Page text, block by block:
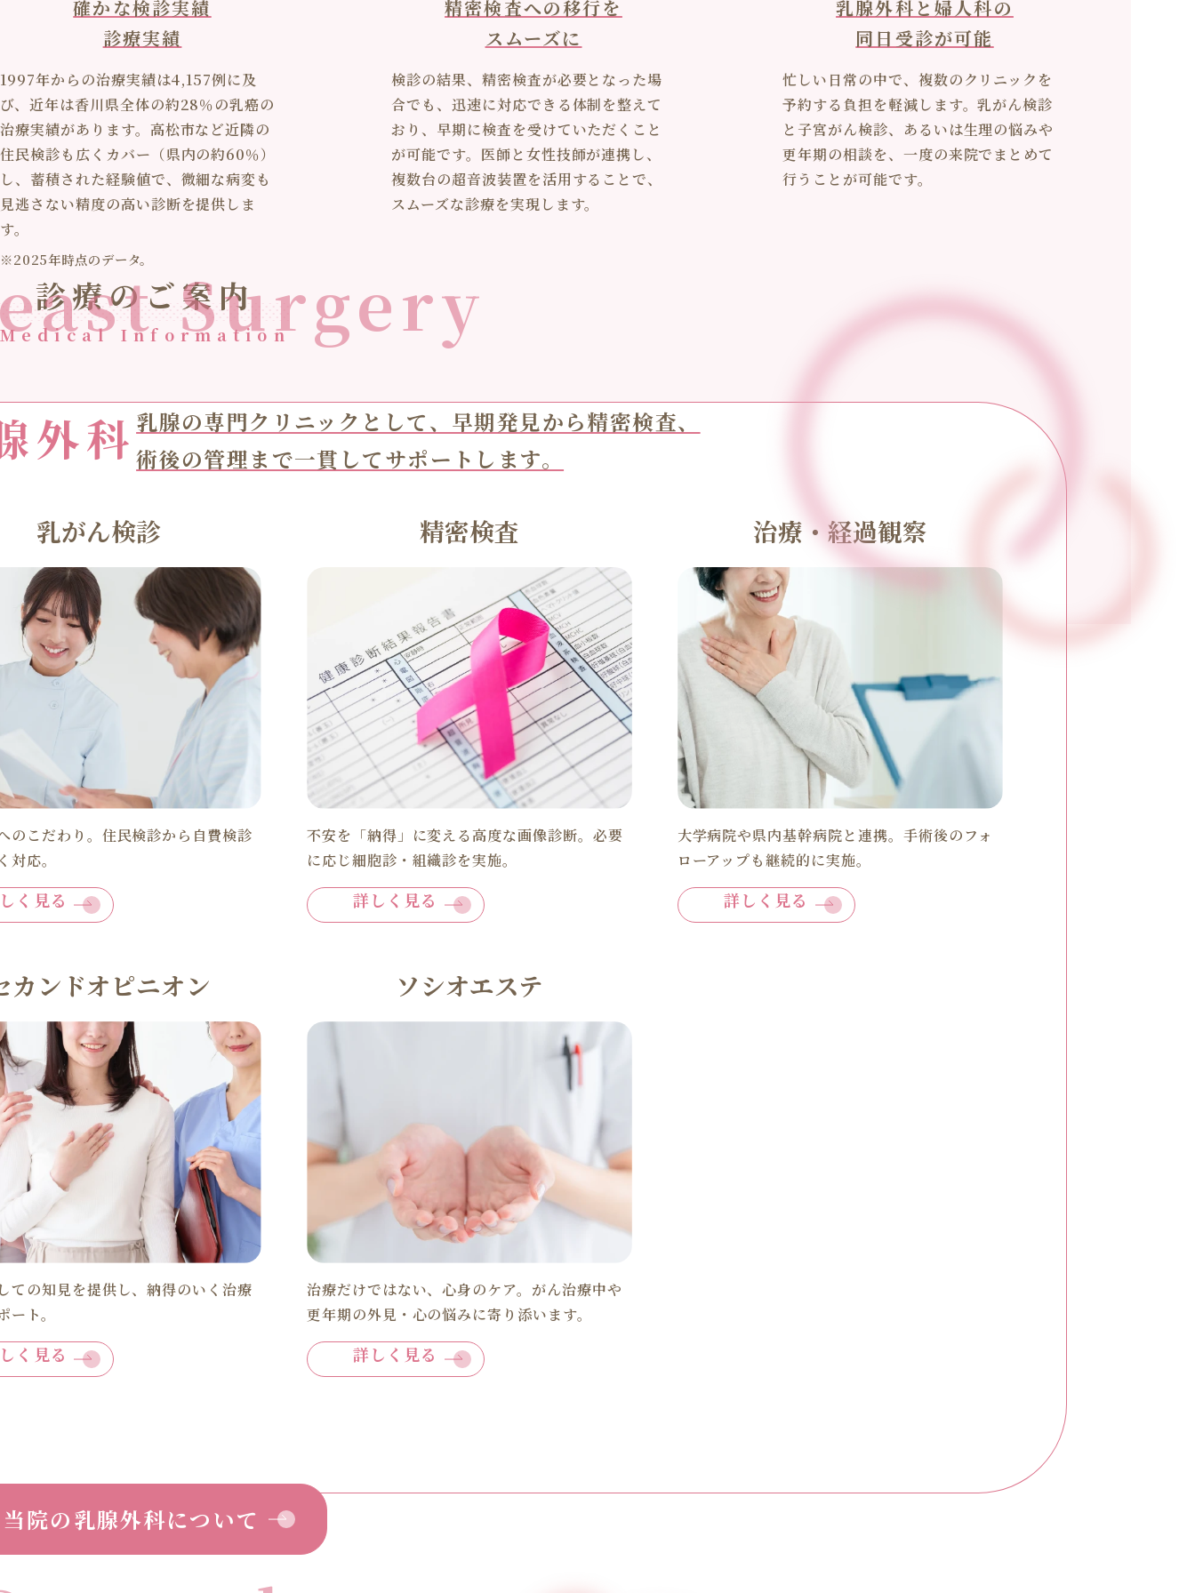
確かな検診実績
診療実績
1997年からの治療実績は4,157例に及
び、近年は香川県全体の約28％の乳癌の
治療実績があります。高松市など近隣の
住民検診も広くカバー（県内の約60％）
し、蓄積された経験値で、微細な病変も
見逃さない精度の高い診断を提供しま
す。
※2025年時点のデータ。
精密検査への移行を
スムーズに
検診の結果、精密検査が必要となった場
合でも、迅速に対応できる体制を整えて
おり、早期に検査を受けていただくこと
が可能です。医師と女性技師が連携し、
複数台の超音波装置を活用することで、
スムーズな診療を実現します。
乳腺外科と婦人科の
同日受診が可能
忙しい日常の中で、複数のクリニックを
予約する負担を軽減します。乳がん検診
と子宮がん検診、あるいは生理の悩みや
更年期の相談を、一度の来院でまとめて
行うことが可能です。
診療のご案内
Medical Information
外科
Surgery
乳腺の専門クリニックとして、早期発見から精密検査、
術後の管理まで一貫してサポートします。
乳がん検診
のこだわり。住民検診から自費検診
対応。
く見る
精密検査
不安を「納得」に変える高度な画像診断。必要
に応じ細胞診・組織診を実施。
詳しく見る
治療・経過観察
大学病院や県内基幹病院と連携。手術後のフォ
ローアップも継続的に実施。
詳しく見る
カンドオピニオン
ての知見を提供し、納得のいく治療
ート。
く見る
ソシオエステ
治療だけではない、心身のケア。がん治療中や
更年期の外見・心の悩みに寄り添います。
詳しく見る
当院の乳腺外科について